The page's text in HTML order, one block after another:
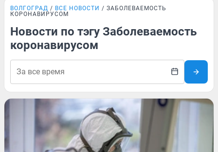
ВОЛГОГРАД ВСЕ НОВОСТИ
ЗАБОЛЕВАЕМОСТЬ
КОРОНАВИРУСОМ
Новости по тэгу Заболеваемость
коронавирусом